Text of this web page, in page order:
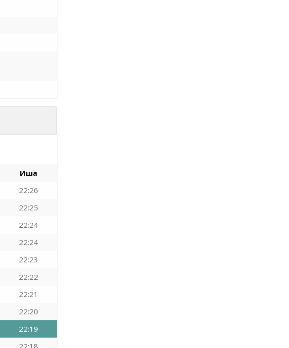
Иша
22:26
22:25
22:24
22:24
22:23
22:22
22:21
22:20
22:19